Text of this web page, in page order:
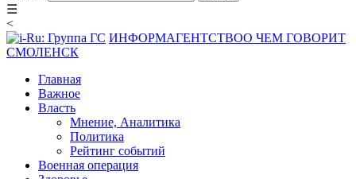
☰
<
ИНФОРМАГЕНТСТВОО ЧЕМ ГОВОРИТ
СМОЛЕНСК
Главная
Важное
Власть
Мнение, Аналитика
Политика
Рейтинг событий
Военная операция